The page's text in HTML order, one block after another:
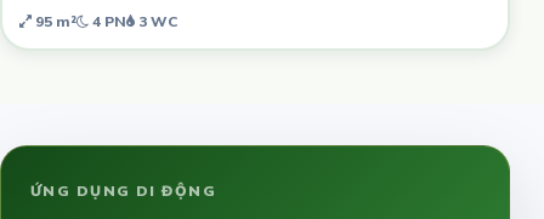
95 m² 4 PN 3 WC
ỨNG DỤNG DI ĐỘNG